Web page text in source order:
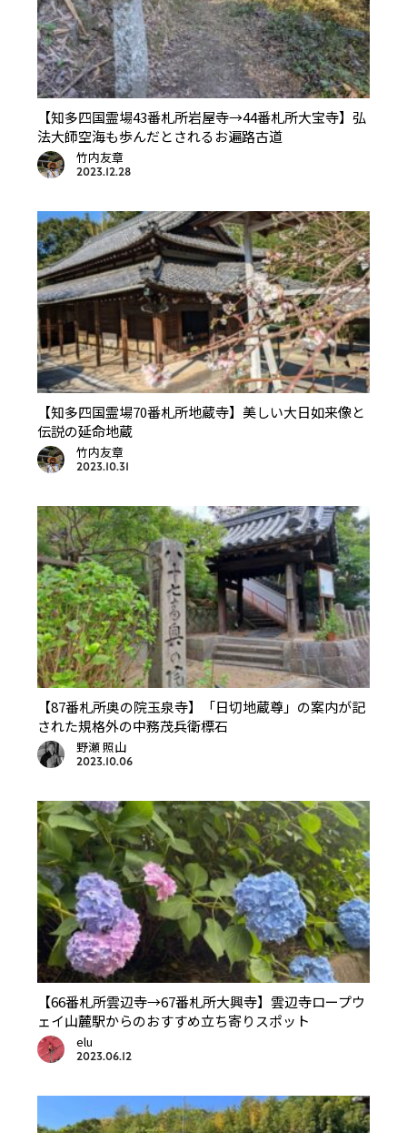
【知多四国霊場43番札所岩屋寺→44番札所大宝寺】弘
法大師空海も歩んだとされるお遍路古道
竹内友章
2023.12.28
【知多四国霊場70番札所地蔵寺】美しい大日如来像と
伝説の延命地蔵
竹内友章
2023.10.31
【87番札所奥の院玉泉寺】「日切地蔵尊」の案内が記
された規格外の中務茂兵衛標石
野瀬 照山
2023.10.06
【66番札所雲辺寺→67番札所大興寺】雲辺寺ロープウ
ェイ山麓駅からのおすすめ立ち寄りスポット
elu
2023.06.12